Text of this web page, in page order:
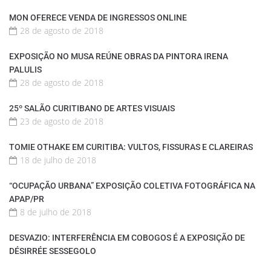
MON OFERECE VENDA DE INGRESSOS ONLINE
28 de agosto de 2018
EXPOSIÇÃO NO MUSA REÚNE OBRAS DA PINTORA IRENA
PALULIS
28 de agosto de 2018
25º SALÃO CURITIBANO DE ARTES VISUAIS
23 de agosto de 2018
TOMIE OTHAKE EM CURITIBA: VULTOS, FISSURAS E CLAREIRAS
18 de julho de 2018
“OCUPAÇÃO URBANA” EXPOSIÇÃO COLETIVA FOTOGRÁFICA NA
APAP/PR
8 de julho de 2018
DESVAZIO: INTERFERÊNCIA EM COBOGOS É A EXPOSIÇÃO DE
DÉSIRRÉE SESSEGOLO